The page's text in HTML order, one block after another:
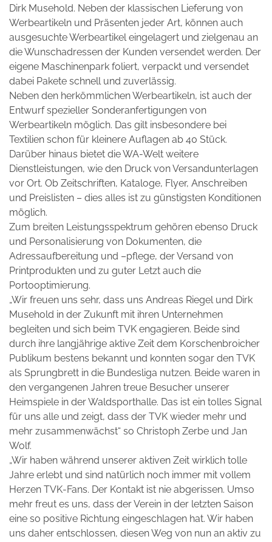
Dirk Musehold. Neben der klassischen Lieferung von
Werbeartikeln und Präsenten jeder Art, können auch
ausgesuchte Werbeartikel eingelagert und zielgenau an
die Wunschadressen der Kunden versendet werden. Der
eigene Maschinenpark foliert, verpackt und versendet
dabei Pakete schnell und zuverlässig.
Neben den herkömmlichen Werbeartikeln, ist auch der
Entwurf spezieller Sonderanfertigungen von
Werbeartikeln möglich. Das gilt insbesondere bei
Textilien schon für kleinere Auflagen ab 40 Stück.
Darüber hinaus bietet die WA-Welt weitere
Dienstleistungen, wie den Druck von Versandunterlagen
vor Ort. Ob Zeitschriften, Kataloge, Flyer, Anschreiben
und Preislisten – dies alles ist zu günstigsten Konditionen
möglich.
Zum breiten Leistungsspektrum gehören ebenso Druck
und Personalisierung von Dokumenten, die
Adressaufbereitung und –pflege, der Versand von
Printprodukten und zu guter Letzt auch die
Portooptimierung.
„Wir freuen uns sehr, dass uns Andreas Riegel und Dirk
Musehold in der Zukunft mit ihren Unternehmen
begleiten und sich beim TVK engagieren. Beide sind
durch ihre langjährige aktive Zeit dem Korschenbroicher
Publikum bestens bekannt und konnten sogar den TVK
als Sprungbrett in die Bundesliga nutzen. Beide waren in
den vergangenen Jahren treue Besucher unserer
Heimspiele in der Waldsporthalle. Das ist ein tolles Signal
für uns alle und zeigt, dass der TVK wieder mehr und
mehr zusammenwächst“ so Christoph Zerbe und Jan
Wolf.
„Wir haben während unserer aktiven Zeit wirklich tolle
Jahre erlebt und sind natürlich noch immer mit vollem
Herzen TVK-Fans. Der Kontakt ist nie abgerissen. Umso
mehr freut es uns, dass der Verein in der letzten Saison
eine so positive Richtung eingeschlagen hat. Wir haben
uns daher entschlossen, diesen Weg von nun an aktiv zu